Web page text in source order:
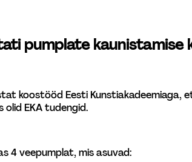
pumplate kaunistamise
koostööd Eesti Kunstiakadeemiaga,
olid EKA tudengid.
4 veepumplat, mis asuvad: